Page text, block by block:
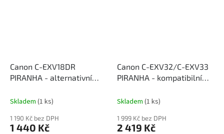
Canon C-EXV18DR
PIRANHA - alternativní
Skladem (1 ks)
1 190 Kč bez DPH
1 440 Kč
Canon C-EXV32/C-EXV33
PIRANHA - kompatibilní
Skladem (1 ks)
1 999 Kč bez DPH
2 419 Kč